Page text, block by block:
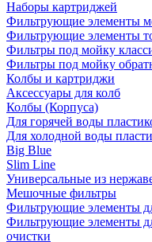
Наборы картриджей
Фильтрующие элементы
Фильтрующие элементы
Фильтры под мойку
Фильтры под мойку
Колбы и картриджи
Аксессуары для колб
Колбы (Корпуса)
Для горячей воды
Для холодной воды
Big Blue
Slim Line
Универсальные из
Мешочные фильтры
Фильтрующие элементы
Фильтрующие элементы
очистки